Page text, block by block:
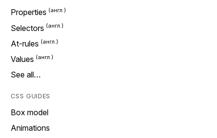
Properties
Selectors
At-rules
Values
See all…
CSS GUIDES
Box model
Animations